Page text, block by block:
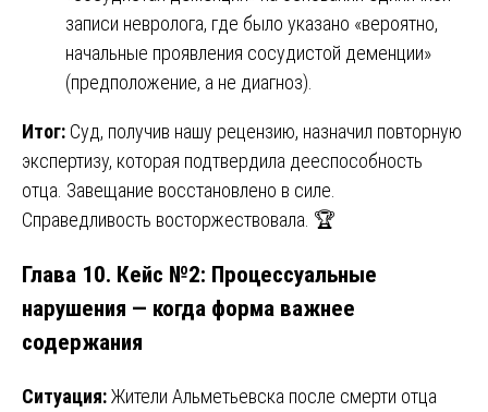
записи невролога, где было указано «вероятно,
начальные проявления сосудистой деменции»
(предположение, а не диагноз).
Итог: Суд, получив нашу рецензию, назначил повторную
экспертизу, которая подтвердила дееспособность
отца. Завещание восстановлено в силе.
Справедливость восторжествовала. 🏆
Глава 10. Кейс №2: Процессуальные
нарушения — когда форма важнее
содержания
Ситуация:Жители Альметьевска после смерти отца